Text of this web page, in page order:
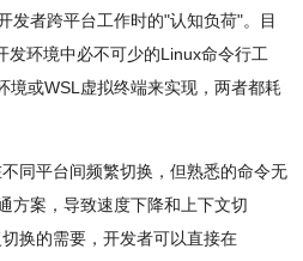
发者跨平台工作时的"认知负荷"。目
发环境中必不可少的Linux命令行工
境或WSL虚拟终端来实现，两者都耗
同平台间频繁切换，但熟悉的命令无
方案，导致速度下降和上下文切
换的需要，开发者可以直接在